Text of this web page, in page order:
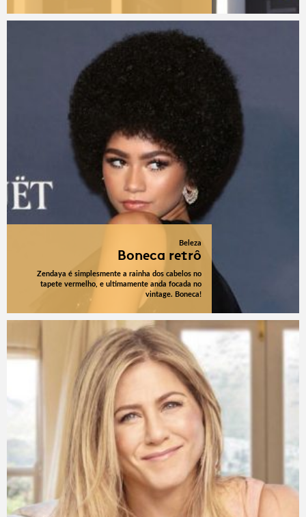
Beleza
Boneca retrô
Zendaya é simplesmente a rainha dos cabelos no
tapete vermelho, e ultimamente anda focada no
vintage. Boneca!